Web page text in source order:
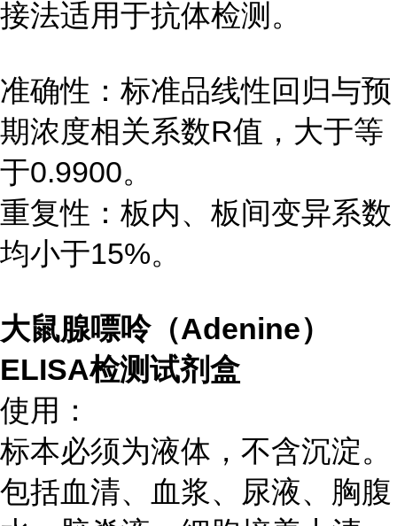
接法适用于抗体检测。
准确性：标准品线性回归与预
期浓度相关系数R值，大于等
于0.9900。
重复性：板内、板间变异系数
均小于15%。
大鼠腺嘌呤（Adenine）
ELISA检测试剂盒
使用：
标本必须为液体，不含沉淀。
包括血清、血浆、尿液、胸腹